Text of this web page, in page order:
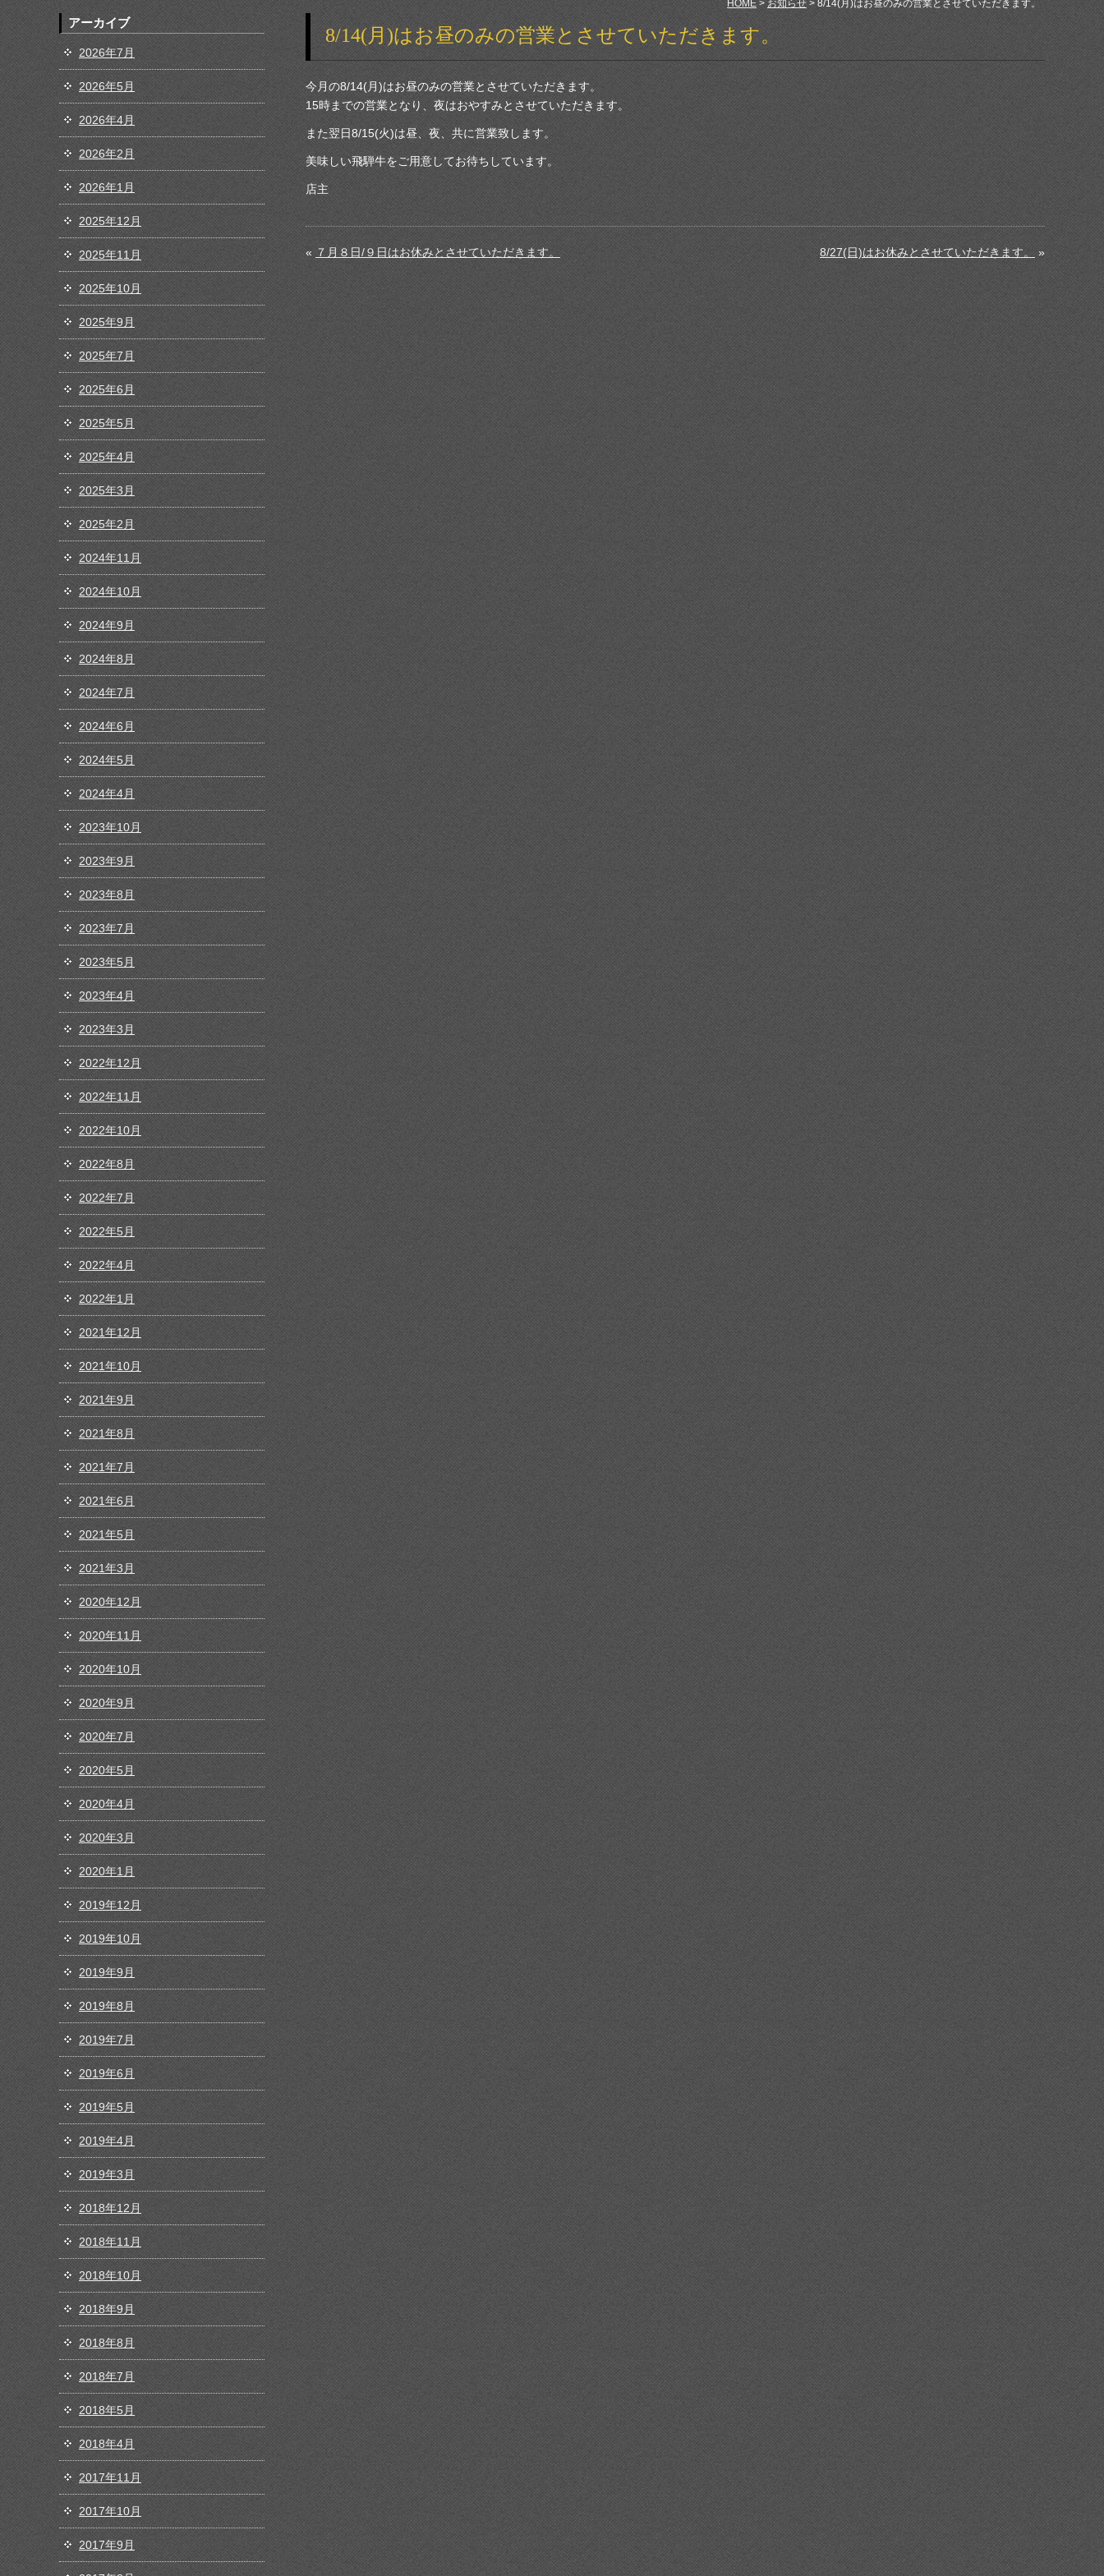
HOME > お知らせ > 8/14(月)はお昼のみの営業とさせていただきます。
8/14(月)はお昼のみの営業とさせていただきます。
今月の8/14(月)はお昼のみの営業とさせていただきます。
15時までの営業となり、夜はおやすみとさせていただきます。
また翌日8/15(火)は昼、夜、共に営業致します。
美味しい飛騨牛をご用意してお待ちしています。
店主
« ７月８日/９日はお休みとさせていただきます。 8/27(日)はお休みとさせていただきます。 »
アーカイブ
2026年7月
2026年5月
2026年4月
2026年2月
2026年1月
2025年12月
2025年11月
2025年10月
2025年9月
2025年7月
2025年6月
2025年5月
2025年4月
2025年3月
2025年2月
2024年11月
2024年10月
2024年9月
2024年8月
2024年7月
2024年6月
2024年5月
2024年4月
2023年10月
2023年9月
2023年8月
2023年7月
2023年5月
2023年4月
2023年3月
2022年12月
2022年11月
2022年10月
2022年8月
2022年7月
2022年5月
2022年4月
2022年1月
2021年12月
2021年10月
2021年9月
2021年8月
2021年7月
2021年6月
2021年5月
2021年3月
2020年12月
2020年11月
2020年10月
2020年9月
2020年7月
2020年5月
2020年4月
2020年3月
2020年1月
2019年12月
2019年10月
2019年9月
2019年8月
2019年7月
2019年6月
2019年5月
2019年4月
2019年3月
2018年12月
2018年11月
2018年10月
2018年9月
2018年8月
2018年7月
2018年5月
2018年4月
2017年11月
2017年10月
2017年9月